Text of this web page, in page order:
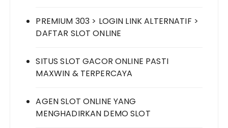
PREMIUM 303 > LOGIN LINK ALTERNATIF >
DAFTAR SLOT ONLINE
SITUS SLOT GACOR ONLINE PASTI
MAXWIN & TERPERCAYA
AGEN SLOT ONLINE YANG
MENGHADIRKAN DEMO SLOT